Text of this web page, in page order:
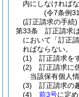
内にしなければな
(令7条例
(訂正請求の手続)
第33条
訂正請求
において「訂正
ればならない。
(1)
訂正請求を
(2)
訂正請求に
当該保有個人
(3)
訂正請求の
(4)
前3号に定